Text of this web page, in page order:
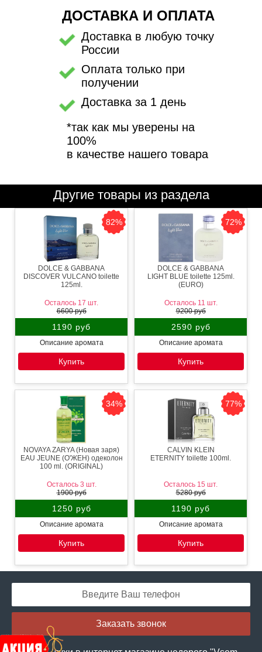
ДОСТАВКА И ОПЛАТА
Доставка в любую точку
России
Оплата только при
получении
Доставка за 1 день
*так как мы уверены на
100%
в качестве нашего товара
Другие товары из раздела
82%
DOLCE & GABBANA
DISCOVER VULCANO toilette
125ml.
Осталось 17 шт.
6600 руб
1190 руб
Описание аромата
Купить
72%
DOLCE & GABBANA
LIGHT BLUE toilette 125ml.
(EURO)
Осталось 11 шт.
9200 руб
2590 руб
Описание аромата
Купить
34%
NOVAYA ZARYA (Новая заря)
EAU JEUNE (О'ЖЕН) одеколон
100 ml. (ORIGINAL)
Осталось 3 шт.
1900 руб
1250 руб
Описание аромата
Купить
77%
CALVIN KLEIN
ETERNITY toilette 100ml.
Осталось 15 шт.
5280 руб
1190 руб
Описание аромата
Купить
Заказать звонок